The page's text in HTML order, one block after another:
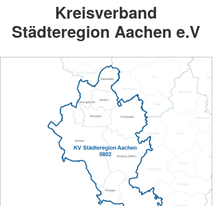
Kreisverband
Städteregion Aachen e.V